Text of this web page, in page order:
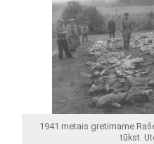
1941 metais gretimame
tūkst.